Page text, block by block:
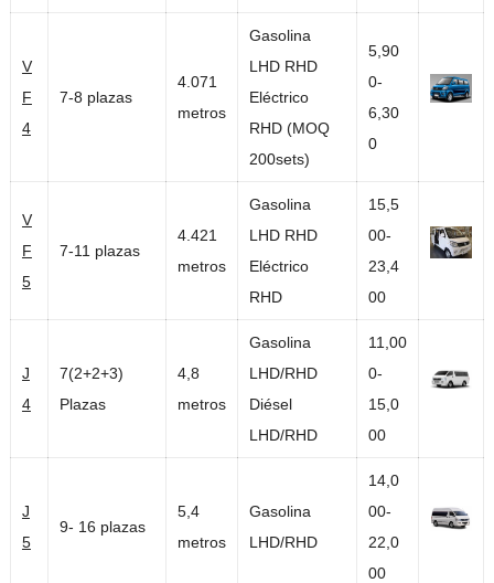
V
F
4
7-8 plazas
4.071
metros
Gasolina
LHD RHD
Eléctrico
RHD (MOQ
200sets)
5,90
0-
6,30
0
V
F
5
7-11 plazas
4.421
metros
Gasolina
LHD RHD
Eléctrico
RHD
15,5
00-
23,4
00
J
4
7(2+2+3)
Plazas
4,8
metros
Gasolina
LHD/RHD
Diésel
LHD/RHD
11,00
0-
15,0
00
J
5
9- 16 plazas
5,4
metros
Gasolina
LHD/RHD
14,0
00-
22,0
00